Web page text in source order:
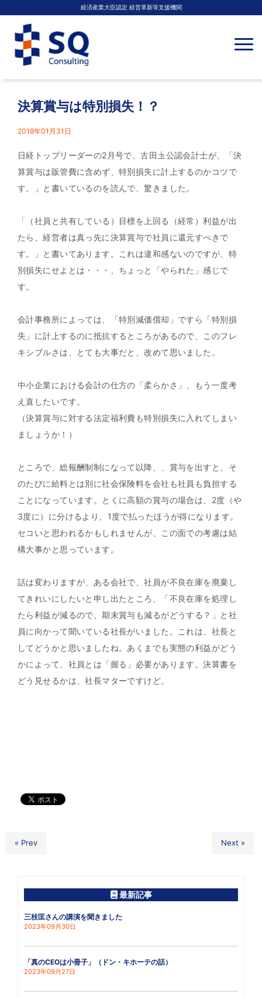
経済産業大臣認定 経営革新等支援機関
N
a
g
決算賞与は特別損失！？
2018年01月31日
日経トップリーダーの2月号で、古田圡公認会計士が、「決
算賞与は販管費に含めず、特別損失に計上するのかコツで
す。」と書いているのを読んで、驚きました。
「（社員と共有している）目標を上回る（経常）利益が出
たら、経営者は真っ先に決算賞与で社員に還元すべきで
す。」と書いてあります。これは違和感ないのですが、特
別損失にせよとは・・・、ちょっと「やられた」感じで
す。
会計事務所によっては、「特別減価償却」ですら「特別損
失」に計上するのに抵抗するところがあるので、このフレ
キシブルさは、とても大事だと、改めて思いました。
中小企業における会計の仕方の「柔らかさ」、もう一度考
え直したいです。
（決算賞与に対する法定福利費も特別損失に入れてしまい
ましょうか！）
ところで、総報酬制制になって以降、、賞与を出すと、そ
のたびに給料とは別に社会保険料を会社も社員も負担する
ことになっています。とくに高額の賞与の場合は、2度（や
3度に）に分けるより、1度で払ったほうが得になります。
セコいと思われるかもしれませんが、この面での考慮は結
構大事かと思っています。
話は変わりますが、ある会社で、社員が不良在庫を廃棄し
てきれいにしたいと申し出たところ、「不良在庫を処理し
たら利益が減るので、期末賞与も減るがどうする？」と社
員に向かって聞いている社長がいました。これは、社長と
してどうかと思いましたね。あくまでも実態の利益がどう
かによって、社員とは「握る」必要があります。決算書を
どう見せるかは、社長マターですけど。
« Prev Next »
最新記事
三枝匡さんの講演を聞きました
2023年09月30日
「真のCEOは小冊子」（ドン・キホーテの話）
2023年09月27日